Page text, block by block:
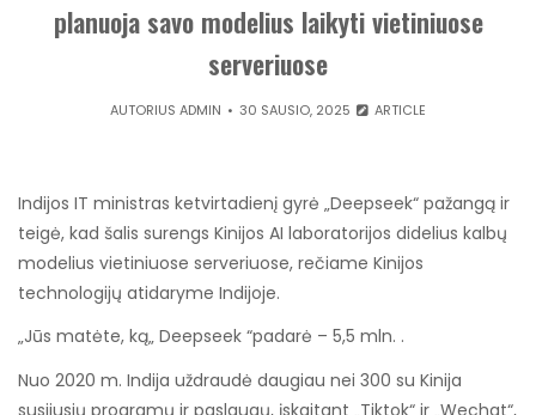
planuoja savo modelius laikyti vietiniuose
serveriuose
AUTORIUSADMIN 30 SAUSIO, 2025 ARTICLE
Indijos IT ministras ketvirtadienį gyrė „Deepseek“ pažangą ir
teigė, kad šalis surengs Kinijos AI laboratorijos didelius kalbų
modelius vietiniuose serveriuose, rečiame Kinijos
technologijų atidaryme Indijoje.
„Jūs matėte, ką„ Deepseek “padarė – 5,5 mln. .
Nuo 2020 m. Indija uždraudė daugiau nei 300 su Kinija
susijusių programų ir paslaugų, įskaitant „Tiktok“ ir „Wechat“,